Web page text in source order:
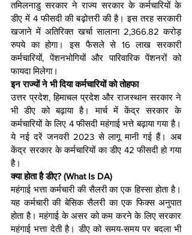
तमिलनाडु सरकार ने राज्य सरकार के कर्मचारियों के
डीए में 4 फीसदी की बढ़ोत्तरी की है। इस तरह सरकारी
खजाने में अतिरिक्त खर्चा सालाना 2,366.82 करोड़
रुपये का होगा। इस फैसले से 16 लाख सरकारी
कर्मचारियों, पेंशनभोगियों और पारिवारिक पेंशनरों को
फायदा मिलेगा।
इन राज्यों ने भी दिया कर्मचारियों को तोहफा
उत्तर प्रदेश, हिमाचल प्रदेश और राजस्थान सरकार ने
भी डीए को बढ़ाया है। मार्च में केंद्र सरकार के
कर्मचारियों के लिए 4 फीसदी महंगाई भत्ते बढ़ाया गया है।
ये नई दरें जनवरी 2023 से लागू मानी गई हैं। अब
केंद्र सरकार के कर्मचारियों का डीए 42 फीसदी हो गया
है।
क्या होता है डीए? (What Is DA)
महंगाई भत्ता कर्मचारी की सैलरी का एक हिस्सा होता है।
यह कर्मचारी की बेसिक सैलरी का एक फिक्स अनुपात
होता है। महंगाई के असर को कम करने के लिए सरकार
महंगाई भत्ता देती है। डीए को समय-समय पर बदला भी